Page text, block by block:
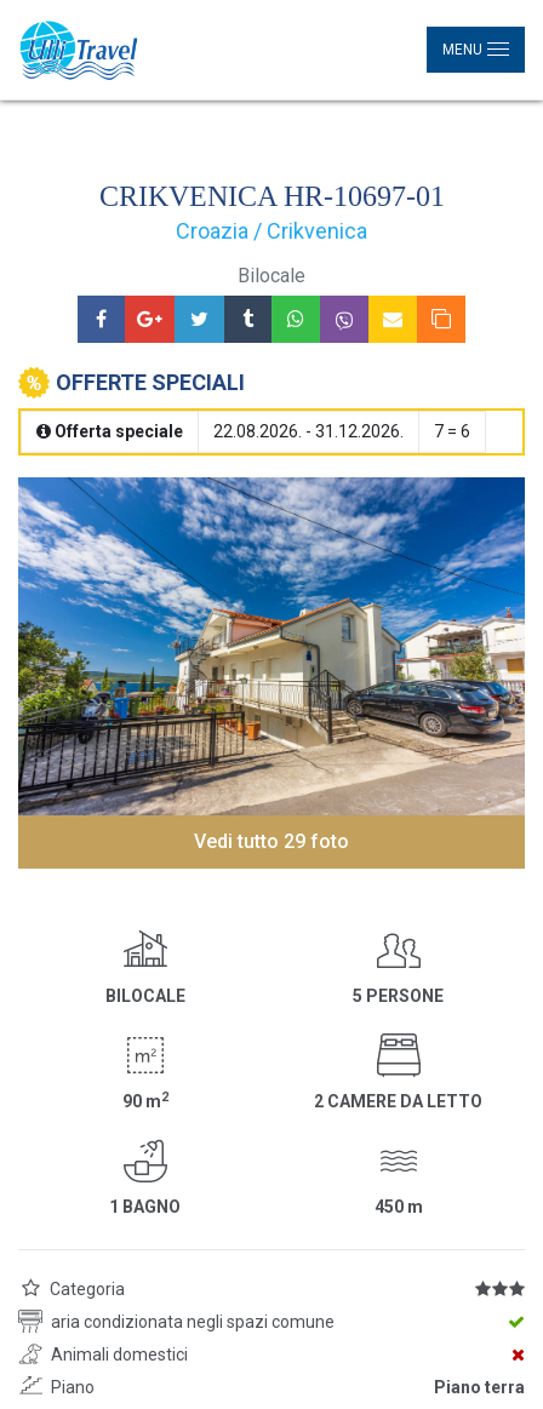
MENU
CRIKVENICA HR-10697-01
Croazia / Crikvenica
Bilocale
OFFERTE SPECIALI
Offerta speciale 22.08.2026. - 31.12.2026. 7 = 6
Vedi tutto 29 foto
BILOCALE 5 PERSONE
90 m2 2 CAMERE DA LETTO
1 BAGNO 450 m
Categoria
aria condizionata negli spazi comune
Animali domestici
Piano
Piano terra